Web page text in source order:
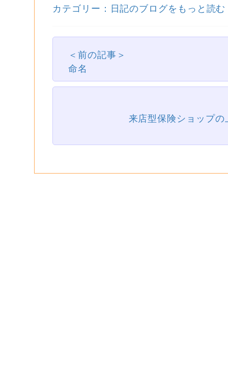
カテゴリー：日記のブログをもっと読む
＜前の記事＞
命名
来店型保険ショップ